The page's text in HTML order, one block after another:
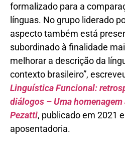
formalizado para a
línguas. No grupo liderado
aspecto também está
subordinado à finalidade
melhorar a descrição da
contexto brasileiro”,
Linguística Funcional:
diálogos – Uma
Pezatti, publicado em 2021
aposentadoria.